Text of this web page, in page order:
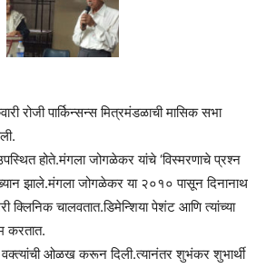
रोजी पार्किन्सन्स मित्रमंडळाची मासिक सभा
होते.मंगला जोगळेकर यांचे ‘विस्मरणाचे प्रश्न
झाले.मंगला जोगळेकर या २०१० पासून दिनानाथ
क्लिनिक चालवतात.डिमेन्शिया पेशंट आणि त्यांच्या
करतात.
वक्त्यांची ओळख करून दिली.त्यानंतर शुभंकर शुभार्थी